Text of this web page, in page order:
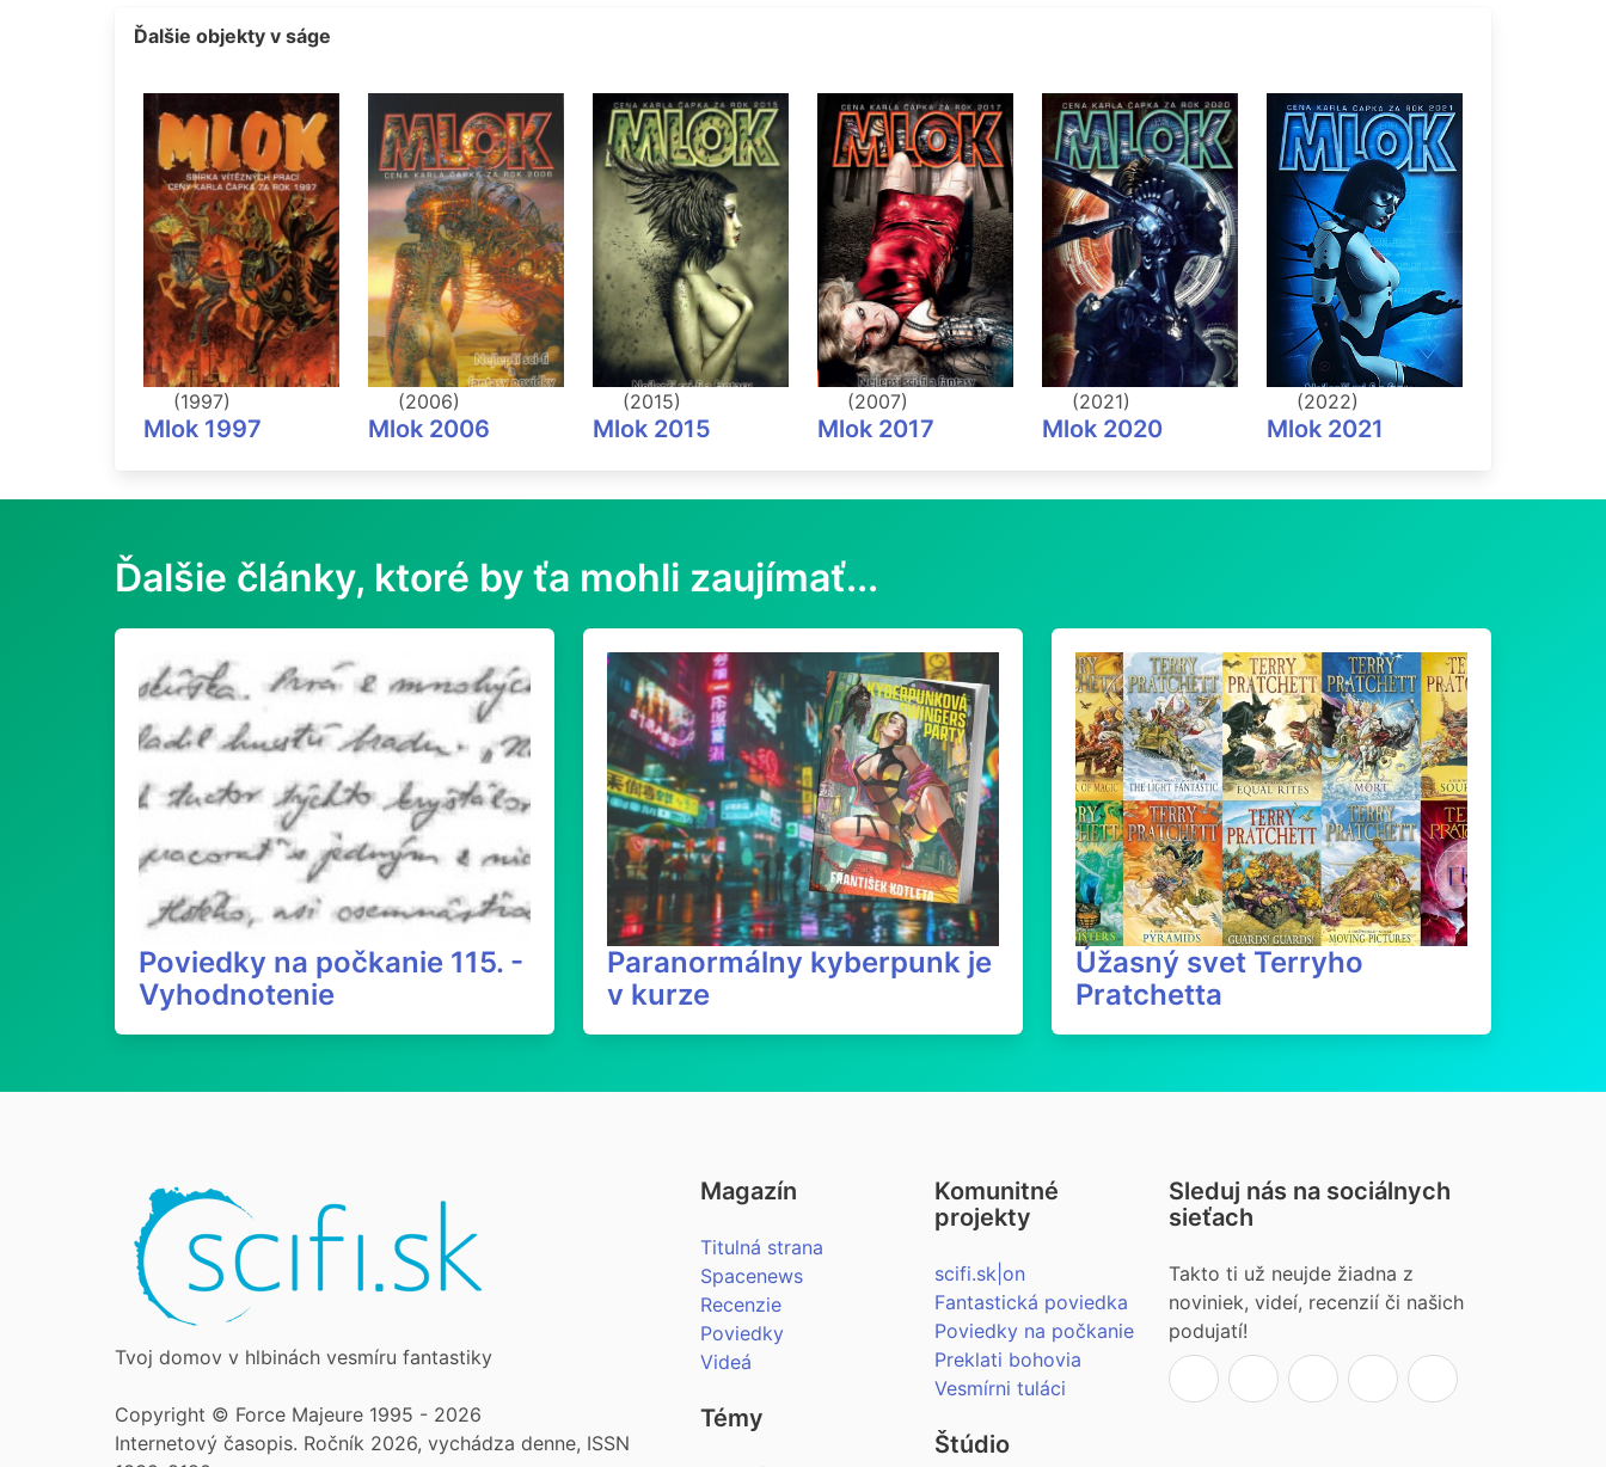
Ďalšie objekty v ságe
(1997)
Mlok 1997
(2006)
Mlok 2006
(2015)
Mlok 2015
(2007)
Mlok 2017
(2021)
Mlok 2020
(2022)
Mlok 2021
Ďalšie články, ktoré by ťa mohli zaujímať...
Poviedky na počkanie 115. -
Vyhodnotenie
Paranormálny kyberpunk je
v kurze
Úžasný svet Terryho
Pratchetta
Tvoj domov v hlbinách vesmíru fantastiky
Copyright © Force Majeure 1995 - 2026
Internetový časopis. Ročník 2026, vychádza denne, ISSN
Magazín
Titulná strana
Spacenews
Recenzie
Poviedky
Videá
Témy
Komunitné
projekty
scifi.sk|on
Fantastická poviedka
Poviedky na počkanie
Preklati bohovia
Vesmírni tuláci
Štúdio
Sleduj nás na sociálnych
sieťach
Takto ti už neujde žiadna z
noviniek, videí, recenzií či našich
podujatí!